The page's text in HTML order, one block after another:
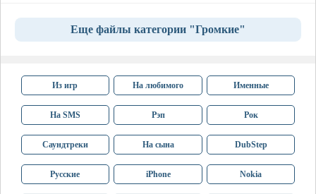
Еще файлы категории "Громкие"
Из игр На любимого Именные
На SMS Рэп Рок
Саундтреки На сына DubStep
Русские iPhone Nokia